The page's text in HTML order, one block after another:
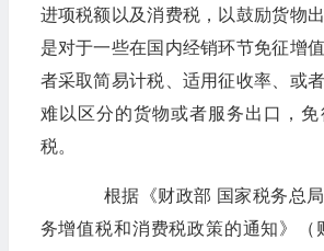
进项税额以及消费税，以鼓励货物
是对于一些在国内经销环节免征增
者采取简易计税、适用征收率、或
难以区分的货物或者服务出口，
税。
根据《财政部 国家税务总局
务增值税和消费税政策的通知》（